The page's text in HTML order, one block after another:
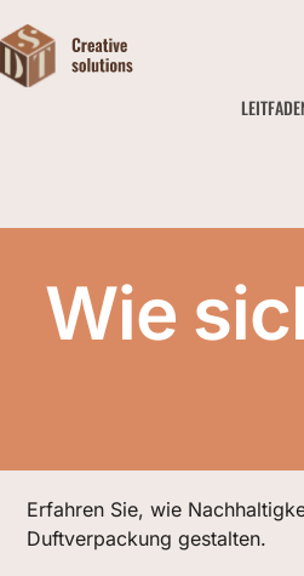
Wie
Erfahren Sie, wie
Duftverpackung gestalten.